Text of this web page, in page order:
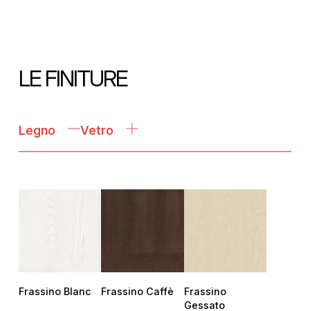
LE FINITURE
Legno Vetro
Frassino Blanc Frassino Caffè
Frassino
Gessato